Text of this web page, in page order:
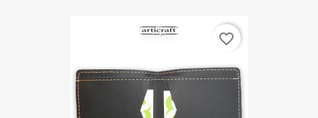
favorite_border